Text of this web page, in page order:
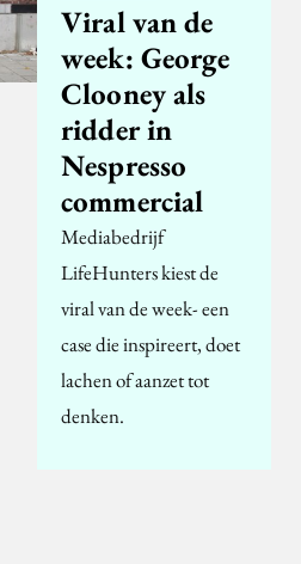
Viral van de
week: George
Clooney als
ridder in
Nespresso
commercial
Mediabedrijf
LifeHunters kiest de
viral van de week- een
case die inspireert, doet
lachen of aanzet tot
denken.